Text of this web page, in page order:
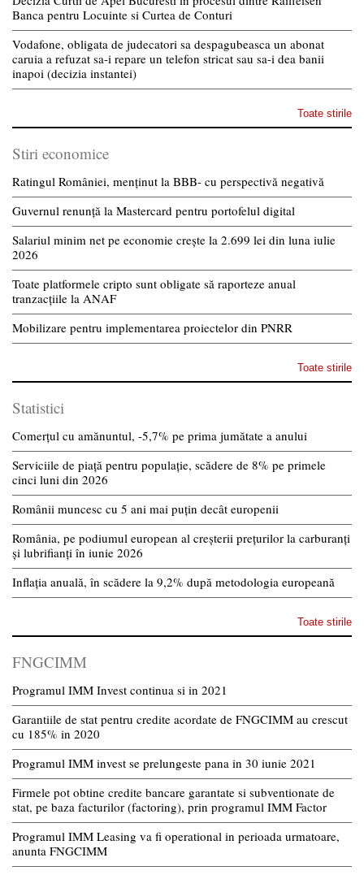
Banca pentru Locuinte si Curtea de Conturi
Vodafone, obligata de judecatori sa despagubeasca un abonat
caruia a refuzat sa-i repare un telefon stricat sau sa-i dea banii
inapoi (decizia instantei)
Toate stirile
Stiri economice
Ratingul României, menținut la BBB- cu perspectivă negativă
Guvernul renunță la Mastercard pentru portofelul digital
Salariul minim net pe economie crește la 2.699 lei din luna iulie
2026
Toate platformele cripto sunt obligate să raporteze anual
tranzacțiile la ANAF
Mobilizare pentru implementarea proiectelor din PNRR
Toate stirile
Statistici
Comerțul cu amănuntul, -5,7% pe prima jumătate a anului
Serviciile de piață pentru populație, scădere de 8% pe primele
cinci luni din 2026
Românii muncesc cu 5 ani mai puțin decât europenii
România, pe podiumul european al creșterii prețurilor la carburanți
și lubrifianți în iunie 2026
Inflația anuală, în scădere la 9,2% după metodologia europeană
Toate stirile
FNGCIMM
Programul IMM Invest continua si in 2021
Garantiile de stat pentru credite acordate de FNGCIMM au crescut
cu 185% in 2020
Programul IMM invest se prelungeste pana in 30 iunie 2021
Firmele pot obtine credite bancare garantate si subventionate de
stat, pe baza facturilor (factoring), prin programul IMM Factor
Programul IMM Leasing va fi operational in perioada urmatoare,
anunta FNGCIMM